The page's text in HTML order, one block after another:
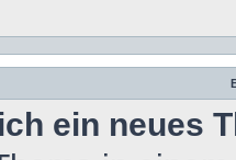
ein neues